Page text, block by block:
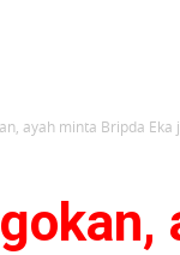
ayah minta Bripda Eka